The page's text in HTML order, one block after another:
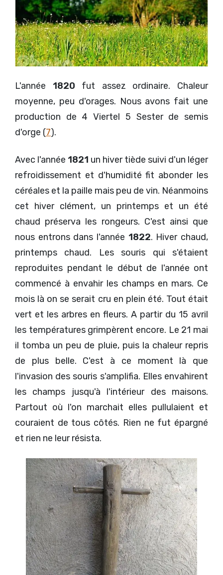
L'année 1820 fut assez ordinaire. Chaleur
moyenne, peu d'orages. Nous avons fait une
production de 4 Viertel 5 Sester de semis
d'orge (7).
Avec l'année 1821 un hiver tiède suivi d'un léger
refroidissement et d'humidité fit abonder les
céréales et la paille mais peu de vin. Néanmoins
cet hiver clément, un printemps et un été
chaud préserva les rongeurs. C'est ainsi que
nous entrons dans l'année 1822. Hiver chaud,
printemps chaud. Les souris qui s'étaient
reproduites pendant le début de l'année ont
commencé à envahir les champs en mars. Ce
mois là on se serait cru en plein été. Tout était
vert et les arbres en fleurs. A partir du 15 avril
les températures grimpèrent encore. Le 21 mai
il tomba un peu de pluie, puis la chaleur repris
de plus belle. C'est à ce moment là que
l'invasion des souris s'amplifia. Elles envahirent
les champs jusqu'à l'intérieur des maisons.
Partout où l'on marchait elles pullulaient et
couraient de tous côtés. Rien ne fut épargné
et rien ne leur résista.